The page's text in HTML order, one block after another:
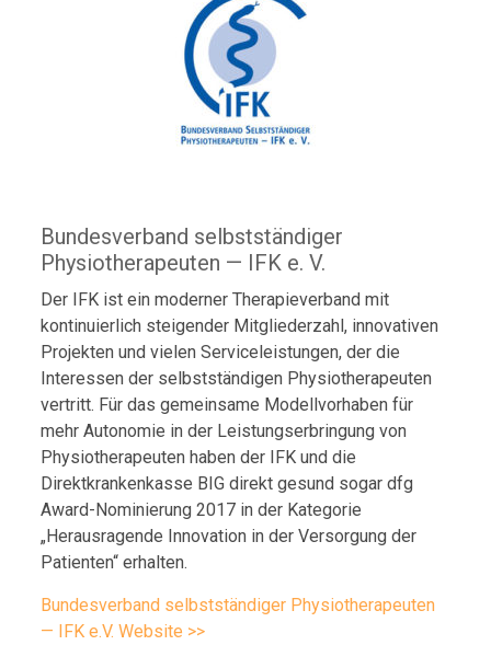
Bundesverband selbstständiger
Physiotherapeuten — IFK e. V.
Der IFK ist ein moderner Therapieverband mit
kontinuierlich steigender Mitgliederzahl, innovativen
Projekten und vielen Serviceleistungen, der die
Interessen der selbstständigen Physiotherapeuten
vertritt. Für das gemeinsame Modellvorhaben für
mehr Autonomie in der Leistungserbringung von
Physiotherapeuten haben der IFK und die
Direktkrankenkasse BIG direkt gesund sogar dfg
Award-Nominierung 2017 in der Kategorie
„Herausragende Innovation in der Versorgung der
Patienten“ erhalten.
Bundesverband selbstständiger Physiotherapeuten
— IFK e.V. Website >>